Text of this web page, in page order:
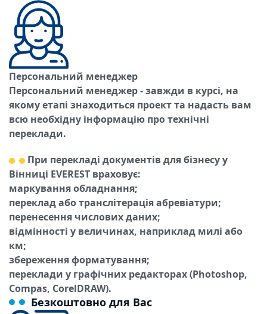
Персональний менеджер
Персональний менеджер - завжди в курсі, на
якому етапі знаходиться проект та надасть вам
всю необхідну інформацію про технічні
переклади.
При перекладі документів для бізнесу у
Вінниці EVEREST враховує:
маркування обладнання;
переклад або транслітерація абревіатури;
перенесення числових даних;
відмінності у величинах, наприклад милі або
км;
збереження форматування;
переклади у графічних редакторах (Photoshop,
Compas, CorelDRAW).
Безкоштовно для Вас